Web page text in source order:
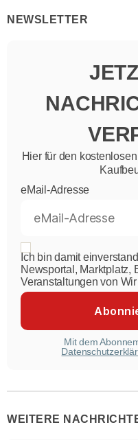
NEWSLETTER
Hier für den
eMail-Adresse
Ich bin damit
Newsportal, Marktplatz,
Veranstaltungen von
Mit dem
WEITERE